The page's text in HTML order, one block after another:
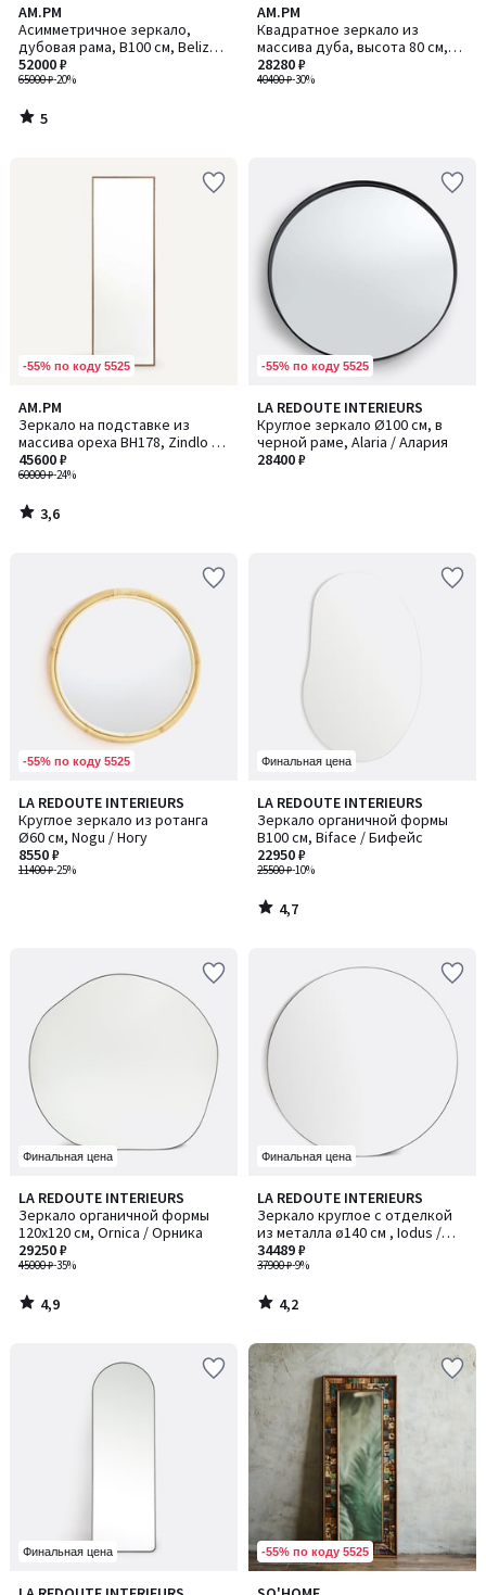
AM.PM
Асимметричное зеркало,
дубовая рама, В100 см, Belize /
Белиз
65000 ₽-20%
52000 ₽
5
/
5
5
/
AM.PM
Квадратное зеркало из
массива дуба, высота 80 см,
Orion / Орион
40400 ₽-30%
28280 ₽
-55% по коду 5525
AM.PM
Зеркало на подставке из
массива ореха ВH178, Zindlo /
Зиндло
60000 ₽-24%
45600 ₽
3,6
/ 5
3,6
/
-55% по коду 5525
LA REDOUTE INTERIEURS
Круглое зеркало Ø100 см, в
черной раме, Alaria / Алария
28400 ₽
-55% по коду 5525
LA REDOUTE INTERIEURS
Круглое зеркало из ротанга
Ø60 см, Nogu / Ногу
11400 ₽-25%
8550 ₽
Финальная цена
LA REDOUTE INTERIEURS
Зеркало органичной формы
В100 см, Biface / Бифейс
25500 ₽-10%
22950 ₽
4,7
/ 5
4,7
/
Финальная цена
LA REDOUTE INTERIEURS
Зеркало органичной формы
120x120 см, Ornica / Орника
45000 ₽-35%
29250 ₽
4,9
/ 5
4,9
/
Финальная цена
LA REDOUTE INTERIEURS
Зеркало круглое с отделкой
из металла ø140 см , Iodus /
Иодус
37900 ₽-9%
34489 ₽
4,2
/ 5
4,2
/
Финальная цена -55% по коду 5525